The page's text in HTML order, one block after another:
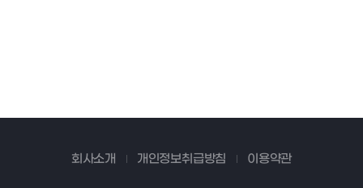
회사소개 개인정보취급방침 이용약관